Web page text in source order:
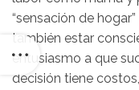
“sensación de
también estar
entusiasmo a que
decisión tiene